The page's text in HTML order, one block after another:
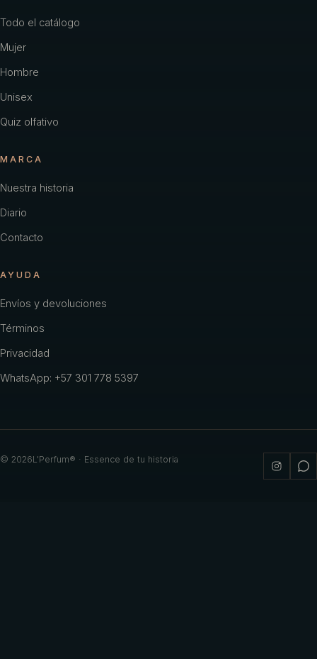
Todo el catálogo
Mujer
Hombre
Unisex
Quiz olfativo
MARCA
Nuestra historia
Diario
Contacto
AYUDA
Envíos y devoluciones
Términos
Privacidad
WhatsApp: +57 301 778 5397
© 2026L'Perfum® · Essence de tu historia